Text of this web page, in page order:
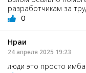
разработчикам за
0
Нраи
24 апреля 2025 19:23
люди это просто имба